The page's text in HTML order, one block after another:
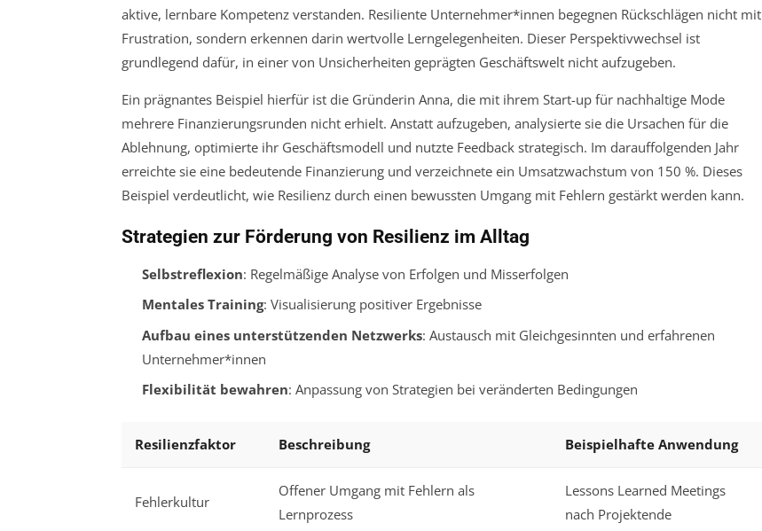
aktive, lernbare Kompetenz verstanden. Resiliente Unternehmer*innen begegnen Rückschlägen nicht mit
Frustration, sondern erkennen darin wertvolle Lerngelegenheiten. Dieser Perspektivwechsel ist
grundlegend dafür, in einer von Unsicherheiten geprägten Geschäftswelt nicht aufzugeben.
Ein prägnantes Beispiel hierfür ist die Gründerin Anna, die mit ihrem Start-up für nachhaltige Mode
mehrere Finanzierungsrunden nicht erhielt. Anstatt aufzugeben, analysierte sie die Ursachen für die
Ablehnung, optimierte ihr Geschäftsmodell und nutzte Feedback strategisch. Im darauffolgenden Jahr
erreichte sie eine bedeutende Finanzierung und verzeichnete ein Umsatzwachstum von 150 %. Dieses
Beispiel verdeutlicht, wie Resilienz durch einen bewussten Umgang mit Fehlern gestärkt werden kann.
Strategien zur Förderung von Resilienz im Alltag
Selbstreflexion: Regelmäßige Analyse von Erfolgen und Misserfolgen
Mentales Training: Visualisierung positiver Ergebnisse
Aufbau eines unterstützenden Netzwerks: Austausch mit Gleichgesinnten und erfahrenen
Unternehmer*innen
Flexibilität bewahren: Anpassung von Strategien bei veränderten Bedingungen
Resilienzfaktor Beschreibung Beispielhafte Anwendung
Fehlerkultur
Offener Umgang mit Fehlern als
Lernprozess
Lessons Learned Meetings
nach Projektende